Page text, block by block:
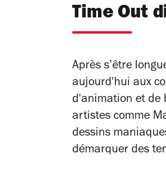
Time Out
Après s’être
aujourd'hui aux
d'animation et de
artistes comme
dessins
démarquer des